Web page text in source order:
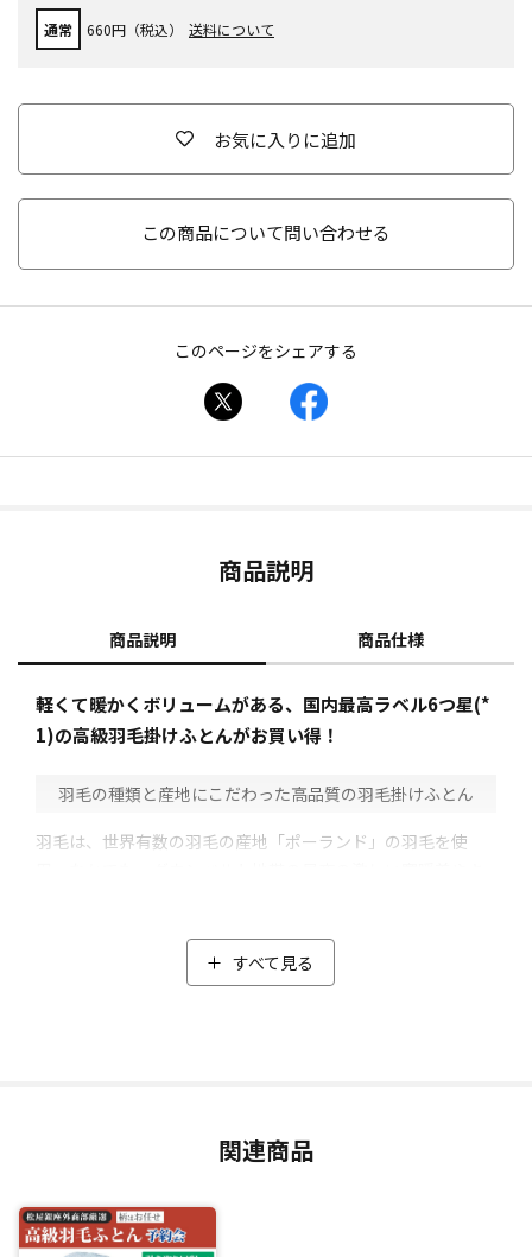
通常 660円（税込） 送料について
お気に入りに追加
この商品について問い合わせる
このページをシェアする
商品説明
商品説明 商品仕様
軽くて暖かくボリュームがある、国内最高ラベル6つ星(*
1)の高級羽毛掛けふとんがお買い得！
⽻⽑の種類と産地にこだわった高品質の羽毛掛けふとん
羽毛は、世界有数の羽毛の産地「ポーランド」の羽毛を使
ワイトマザーグース」をセレクト。
マザーグースはダウンが大きく耐久性が高いのが特徴で、空
暖かくボリュームのある高級羽毛掛けふとんに仕上がりまし
閑散期の今だからこそ実現した特別価格
すべて見る
関連商品